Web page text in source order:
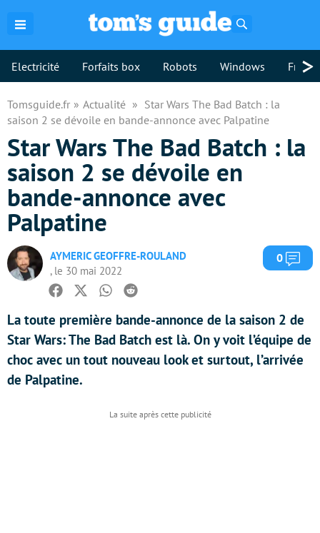
Electricité Forfaits box Robots Windows >
Tomsguide.fr Actualité
Star Wars The Bad Batch : la
saison 2 se dévoile en bande-annonce avec Palpatine
Star Wars The Bad Batch : la
saison 2 se dévoile en
bande-annonce avec
Palpatine
AYMERIC GEOFFRE-ROULAND
, le 30 mai 2022
0
Facebook
TwitterWhatsapp
Reddit
La toute première bande-annonce de la saison 2 de
Star Wars: The Bad Batch est là. On y voit l’équipe de
choc avec un tout nouveau look et surtout, l’arrivée
de Palpatine.